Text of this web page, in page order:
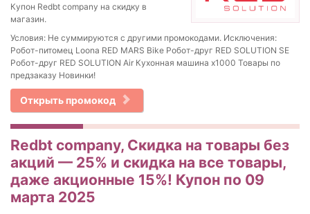
Купон Redbt company на скидку в
магазин.
Условия: Не суммируются с другими промокодами. Исключения:
Робот-питомец Loona RED MARS Bike Робот-друг RED SOLUTION SE
Робот-друг RED SOLUTION Air Кухонная машина x1000 Товары по
предзаказу Новинки!
Открыть промокод
Redbt company, Скидка на товары без
акций — 25% и скидка на все товары,
даже акционные 15%! Купон по 09
марта 2025